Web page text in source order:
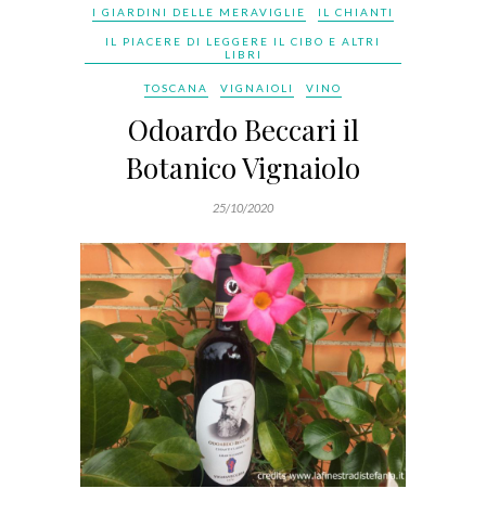
I GIARDINI DELLE MERAVIGLIE IL CHIANTI
IL PIACERE DI LEGGERE IL CIBO E ALTRI
LIBRI
TOSCANA VIGNAIOLI VINO
Odoardo Beccari il
Botanico Vignaiolo
25/10/2020